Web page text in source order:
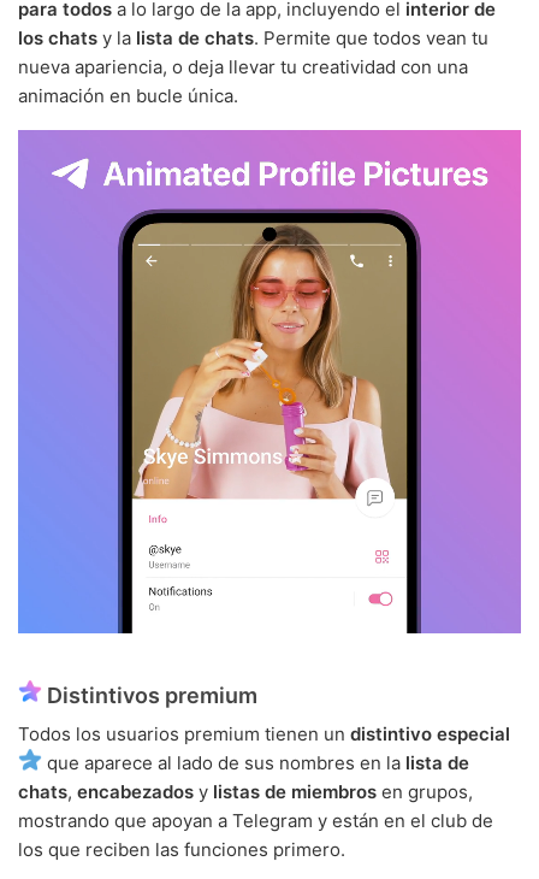
para todos a lo largo de la app, incluyendo el interior de
los chats y la lista de chats. Permite que todos vean tu
nueva apariencia, o deja llevar tu creatividad con una
animación en bucle única.
Distintivos premium
Todos los usuarios premium tienen un distintivo especial
que aparece al lado de sus nombres en la lista de
chats, encabezados y listas de miembros en grupos,
mostrando que apoyan a Telegram y están en el club de
los que reciben las funciones primero.